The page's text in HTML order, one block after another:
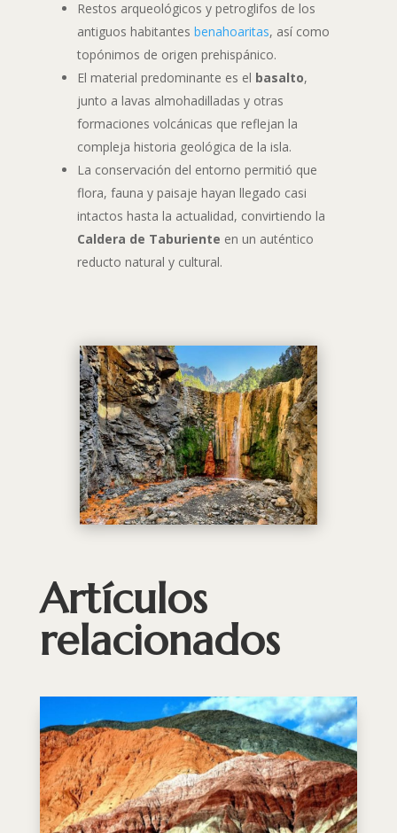
Restos arqueológicos y petroglifos de los
antiguos habitantes benahoaritas, así como
topónimos de origen prehispánico.
El material predominante es el basalto,
junto a lavas almohadilladas y otras
formaciones volcánicas que reflejan la
compleja historia geológica de la isla.
La conservación del entorno permitió que
flora, fauna y paisaje hayan llegado casi
intactos hasta la actualidad, convirtiendo la
Caldera de Taburiente en un auténtico
reducto natural y cultural.
Artículos
relacionados